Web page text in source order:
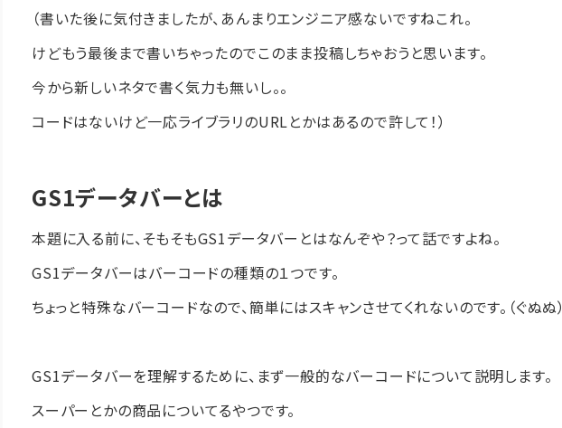
（書いた後に気付きましたが、あんまりエンジニア感ないですねこれ。
けどもう最後まで書いちゃったのでこのまま投稿しちゃおうと思います。
今から新しいネタで書く気力も無いし。。
コードはないけど一応ライブラリのURLとかはあるので許して！）
GS1データバーとは
本題に入る前に、そもそもGS1データバーとはなんぞや？って話ですよね。
GS1データバーはバーコードの種類の１つです。
ちょっと特殊なバーコードなので、簡単にはスキャンさせてくれないのです。（ぐぬぬ）
GS1データバーを理解するために、まず一般的なバーコードについて説明します。
スーパーとかの商品についてるやつです。